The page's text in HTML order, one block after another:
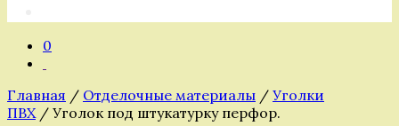
0
Главная / Отделочные материалы / Уголки
ПВХ/ Уголок под штукатурку перфор.